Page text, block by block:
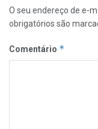
O seu endereço de e-
obrigatórios são
Comentário *